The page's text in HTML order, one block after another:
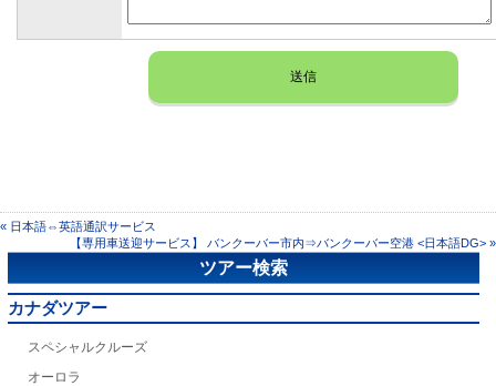
« 日本語⇔英語通訳サービス
【専用車送迎サービス】 バンクーバー市内⇒バンクーバー空港 <日本語DG> »
ツアー検索
カナダツアー
スペシャルクルーズ
オーロラ